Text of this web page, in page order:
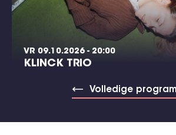
VR 09.10.2026 - 20:00
KLINCK TRIO
Volledige